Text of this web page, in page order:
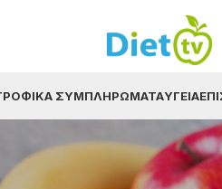
ΣΥΜΠΛΗΡΏΜΑΤΑΥΓΕΊΑ